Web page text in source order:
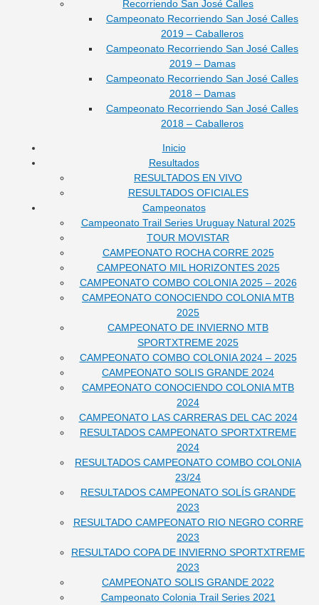
Recorriendo San José Calles
Campeonato Recorriendo San José Calles
2019 – Caballeros
Campeonato Recorriendo San José Calles
2019 – Damas
Campeonato Recorriendo San José Calles
2018 – Damas
Campeonato Recorriendo San José Calles
2018 – Caballeros
Inicio
Resultados
RESULTADOS EN VIVO
RESULTADOS OFICIALES
Campeonatos
Campeonato Trail Series Uruguay Natural 2025
TOUR MOVISTAR
CAMPEONATO ROCHA CORRE 2025
CAMPEONATO MIL HORIZONTES 2025
CAMPEONATO COMBO COLONIA 2025 – 2026
CAMPEONATO CONOCIENDO COLONIA MTB
2025
CAMPEONATO DE INVIERNO MTB
SPORTXTREME 2025
CAMPEONATO COMBO COLONIA 2024 – 2025
CAMPEONATO SOLIS GRANDE 2024
CAMPEONATO CONOCIENDO COLONIA MTB
2024
CAMPEONATO LAS CARRERAS DEL CAC 2024
RESULTADOS CAMPEONATO SPORTXTREME
2024
RESULTADOS CAMPEONATO COMBO COLONIA
23/24
RESULTADOS CAMPEONATO SOLÍS GRANDE
2023
RESULTADO CAMPEONATO RIO NEGRO CORRE
2023
RESULTADO COPA DE INVIERNO SPORTXTREME
2023
CAMPEONATO SOLIS GRANDE 2022
Campeonato Colonia Trail Series 2021